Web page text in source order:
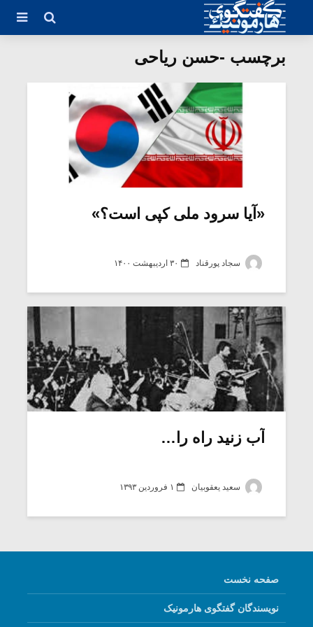
برچسب -حسن ریاحی
«آیا سرود ملی کپی است؟»
سجاد پورقناد ۳۰ اردیبهشت ۱۴۰۰
آب زنید راه را…
سعید یعقوبیان ۱ فروردین ۱۳۹۳
صفحه نخست
نویسندگان گفتگوی هارمونیک